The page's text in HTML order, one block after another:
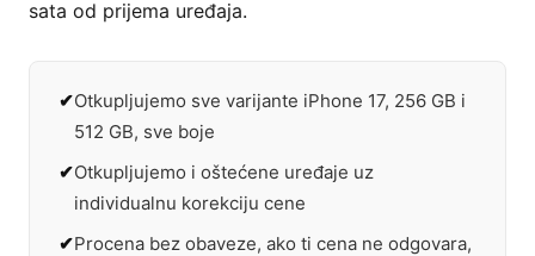
sata od prijema uređaja.
Otkupljujemo sve varijante iPhone 17, 256 GB i
512 GB, sve boje
Otkupljujemo i oštećene uređaje uz
individualnu korekciju cene
Procena bez obaveze, ako ti cena ne odgovara,